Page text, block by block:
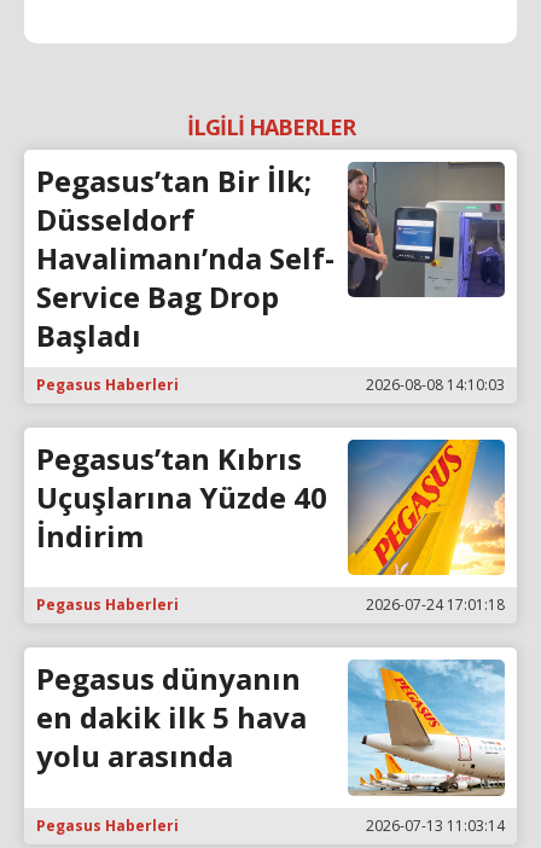
İLGİLİ HABERLER
Pegasus’tan Bir İlk;
Düsseldorf
Havalimanı’nda Self-
Service Bag Drop
Başladı
Pegasus Haberleri 2026-08-08 14:10:03
Pegasus’tan Kıbrıs
Uçuşlarına Yüzde 40
İndirim
Pegasus Haberleri 2026-07-24 17:01:18
Pegasus dünyanın
en dakik ilk 5 hava
yolu arasında
Pegasus Haberleri 2026-07-13 11:03:14